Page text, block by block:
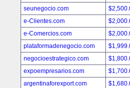
seunegocio.com
e-Clientes.com
e-Comercios.com
plataformadenegocio.com
negocioestrategico.com
expoempresarios.com
argentinaforexport.com